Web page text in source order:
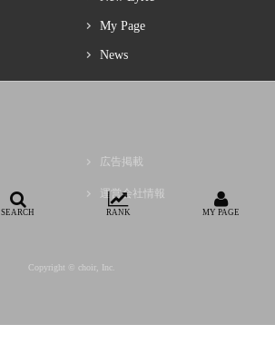
My Page
News
広告掲載
運営会社情報
Copyright © choir, Inc.
SEARCH RANK MY PAGE